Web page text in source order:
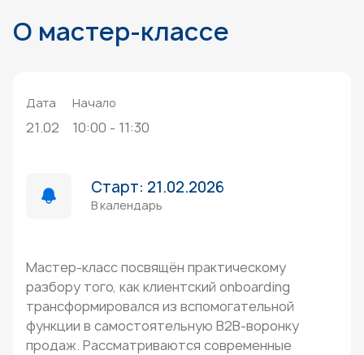
О мастер-классе
Дата Начало
21.02 10:00 - 11:30
Старт: 21.02.2026
В календарь
Мастер-класс посвящён практическому
разбору того, как клиентский onboarding
трансформировался из вспомогательной
функции в самостоятельную B2B-воронку
продаж. Рассматриваются современные